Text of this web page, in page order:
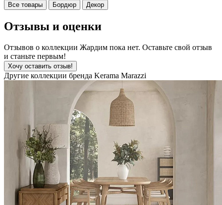
Все товары Бордюр Декор
Отзывы и оценки
Отзывов о коллекции Жардим пока нет. Оставьте свой отзыв
и станьте первым!
Хочу оставить отзыв!
Другие коллекции бренда Kerama Marazzi